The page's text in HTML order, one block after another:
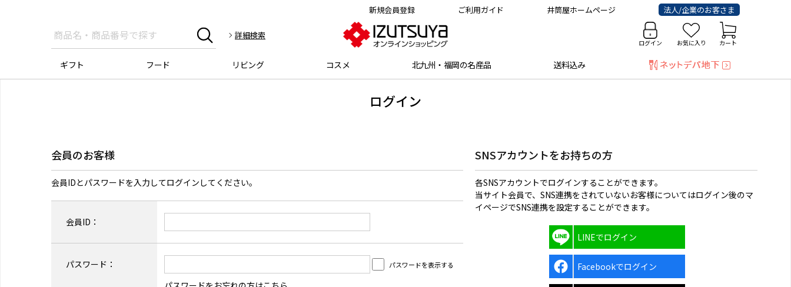
新規会員登録 ご利用ガイド 井筒屋ホームページ 法人/企業のお客さま
詳細検索
ログイン お気に入り カート
ギフト フード リビング コスメ 北九州・福岡の名産品 送料込み
ログイン
会員のお客様
会員IDとパスワードを入力してログインしてください。
会員ID：
パスワード： パスワードを表示する
SNSアカウントをお持ちの方
各SNSアカウントでログインすることができます。
当サイト会員で、SNS連携をされていないお客様についてはログイン後のマ
イページでSNS連携を設定することができます。
LINEでログイン
Facebookでログイン